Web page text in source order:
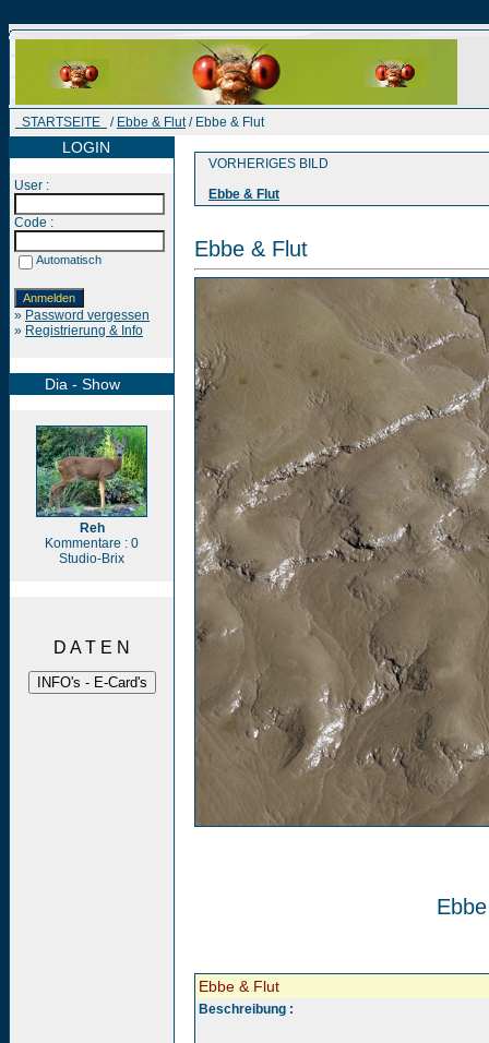
STARTSEITE / Ebbe & Flut/ Ebbe & Flut
LOGIN
User :
Code :
Automatisch
» Password vergessen
» Registrierung & Info
Dia - Show
Reh
Kommentare : 0
Studio-Brix
D A T E N
VORHERIGES BILD
Ebbe & Flut
Ebbe & Flut
Ebbe & Flut
Beschreibung :